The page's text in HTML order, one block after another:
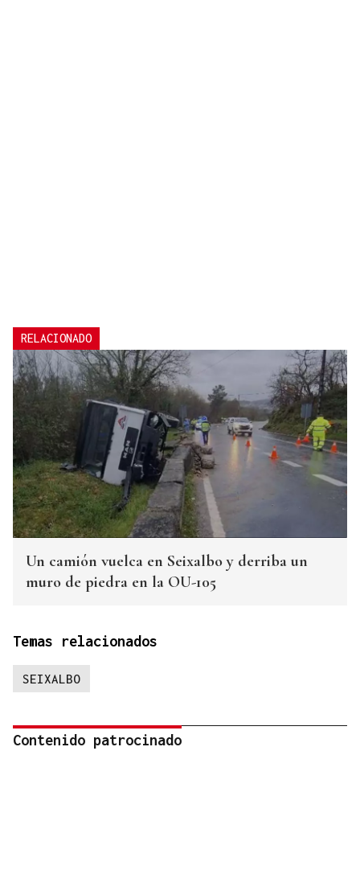
RELACIONADO
Un camión vuelca en Seixalbo y derriba un
muro de piedra en la OU-105
Temas relacionados
SEIXALBO
Contenido patrocinado